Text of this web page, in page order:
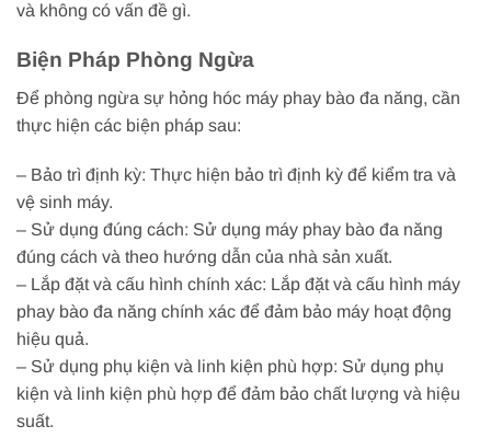
và không có vấn đề gì.
Biện Pháp Phòng Ngừa
Để phòng ngừa sự hỏng hóc máy phay bào đa năng, cần
thực hiện các biện pháp sau:
– Bảo trì định kỳ: Thực hiện bảo trì định kỳ để kiểm tra và
vệ sinh máy.
– Sử dụng đúng cách: Sử dụng máy phay bào đa năng
đúng cách và theo hướng dẫn của nhà sản xuất.
– Lắp đặt và cấu hình chính xác: Lắp đặt và cấu hình máy
phay bào đa năng chính xác để đảm bảo máy hoạt động
hiệu quả.
– Sử dụng phụ kiện và linh kiện phù hợp: Sử dụng phụ
kiện và linh kiện phù hợp để đảm bảo chất lượng và hiệu
suất.